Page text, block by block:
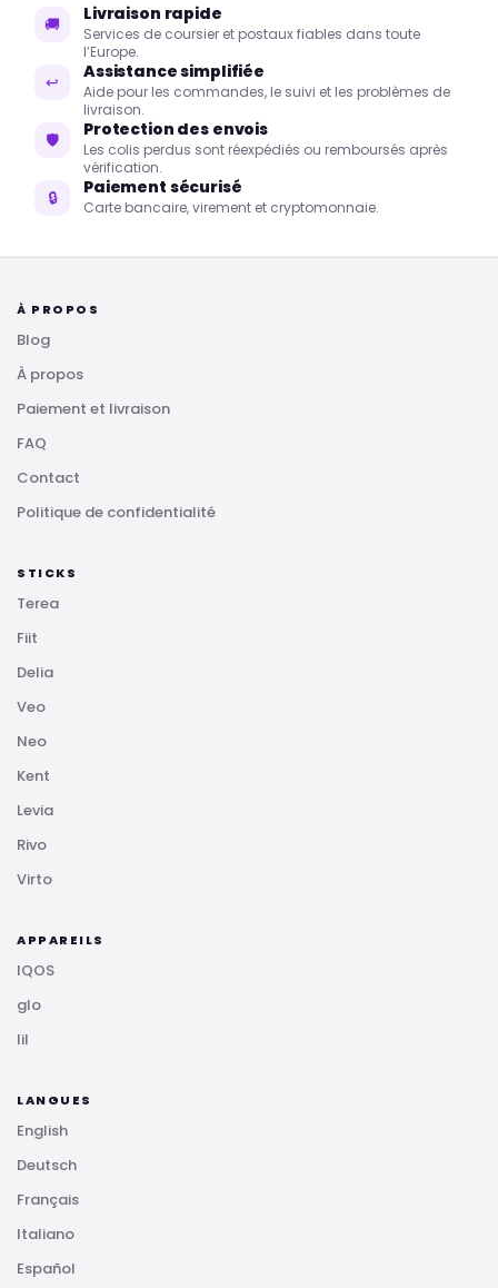
🚚 Livraison rapide
Services de coursier et postaux fiables dans toute
l’Europe.
↩ Assistance simplifiée
Aide pour les commandes, le suivi et les problèmes de
livraison.
🛡 Protection des envois
Les colis perdus sont réexpédiés ou remboursés après
vérification.
🔒 Paiement sécurisé
Carte bancaire, virement et cryptomonnaie.
À PROPOS
Blog
À propos
Paiement et livraison
FAQ
Contact
Politique de confidentialité
STICKS
Terea
Fiit
Delia
Veo
Neo
Kent
Levia
Rivo
Virto
APPAREILS
IQOS
glo
lil
LANGUES
English
Deutsch
Français
Italiano
Español